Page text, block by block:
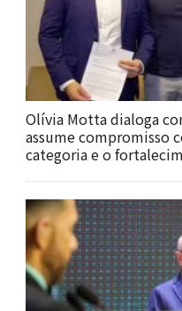
Olívia Motta dialoga
assume compromisso
categoria e o